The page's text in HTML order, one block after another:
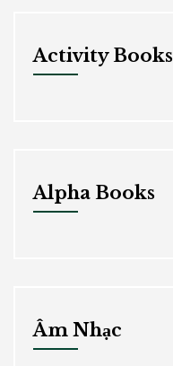
Activity Books
Alpha Books
Âm Nhạc